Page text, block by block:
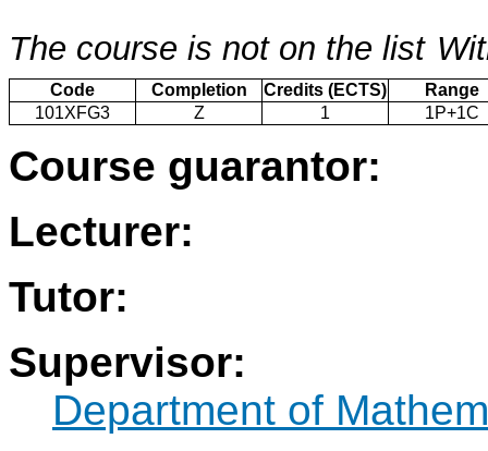
The course is not on the list
Code Completion Credits (ECTS)
Range
101XFG3
Z 1 1P+1C
Course guarantor:
Lecturer:
Tutor:
Supervisor:
Department of